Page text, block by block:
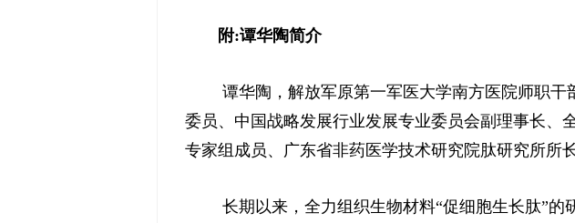
附:谭华陶简介
谭华陶，解放军原第一军医大学南方医院师职
委员、中国战略发展行业发展专业委员会副理事长、
专家组成员、广东省非药医学技术研究院肽研究所所
长期以来，全力组织生物材料“促细胞生长肽”